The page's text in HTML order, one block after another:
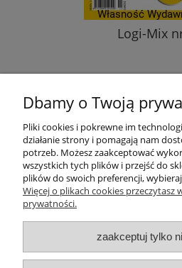
Logi-Mix
do
Pomoc
Moje
Dbamy o Twoją
Pliki cookies i pokrewne im
działanie strony i pomagają nam
potrzeb. Możesz zaakceptować
wszystkich tych plików i przejść do
plików do swoich preferencji,
Więcej o plikach cookies przeczytasz
prywatności.
zaakceptuj tylko